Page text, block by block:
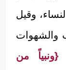
وقيل
والشهوات
{ونبياً من